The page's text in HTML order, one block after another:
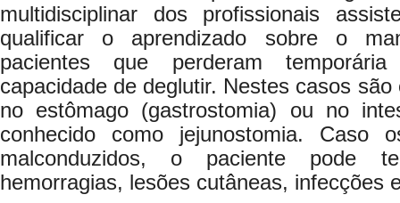
multidisciplinar dos profissionais
qualificar o aprendizado sobre o
pacientes que perderam
capacidade de deglutir. Nestes casos
no estômago (gastrostomia) ou no
conhecido como jejunostomia. Caso
malconduzidos, o paciente pode
hemorragias, lesões cutâneas, infecções